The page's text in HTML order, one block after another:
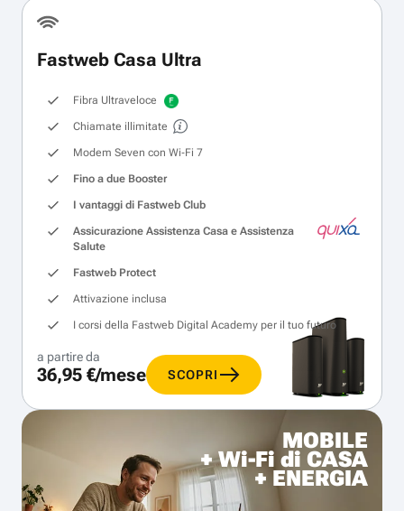
Fastweb Casa Ultra
Fibra Ultraveloce
Chiamate illimitate
Modem Seven con Wi‑Fi 7
Fino a due Booster
I vantaggi di Fastweb Club
Assicurazione Assistenza Casa e Assistenza
Salute
Fastweb Protect
Attivazione inclusa
I corsi della Fastweb Digital Academy per il tuo futuro
a partire da
36,95 €/mese SCOPRI
MOBILE
+ Wi-Fi di CASA
+ ENERGIA